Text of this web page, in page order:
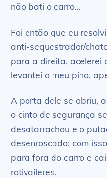
não bati o carro…
Foi então que eu
anti-sequestrador/
para a direita, acelerei
levantei o meu pino,
A porta dele se abriu,
o cinto de segurança
desatarrachou e o
desenroscado; com
para fora do carro e
rotivaileres.